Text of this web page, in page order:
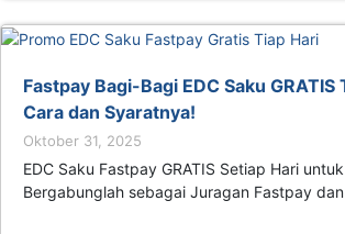
Fastpay Bagi-Bagi EDC Saku GRATIS
Cara dan Syaratnya!
Oktober 31, 2025
EDC Saku Fastpay GRATIS Setiap Hari
Bergabunglah sebagai Juragan Fastpay